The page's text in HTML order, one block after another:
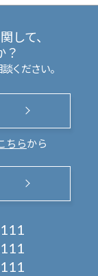
して、
？
ください。
ちらから